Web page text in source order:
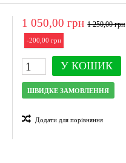
1 050,00 грн 1 250,00 грн
-200,00 грн
У КОШИК
ШВИДКЕ ЗАМОВЛЕННЯ
Додати для порівняння